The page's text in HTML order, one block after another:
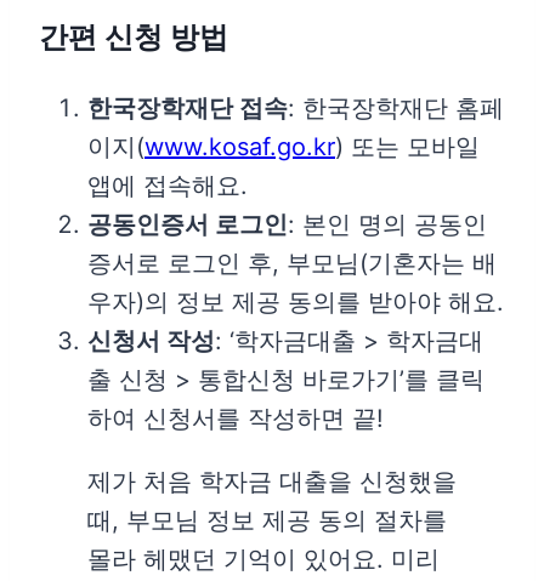
간편 신청 방법
한국장학재단 접속: 한국장학재단 홈페
이지(www.kosaf.go.kr) 또는 모바일
앱에 접속해요.
공동인증서 로그인: 본인 명의 공동인
증서로 로그인 후, 부모님(기혼자는 배
우자)의 정보 제공 동의를 받아야 해요.
신청서 작성: ‘학자금대출 > 학자금대
출 신청 > 통합신청 바로가기’를 클릭
하여 신청서를 작성하면 끝!
제가 처음 학자금 대출을 신청했을
때, 부모님 정보 제공 동의 절차를
몰라 헤맸던 기억이 있어요. 미리